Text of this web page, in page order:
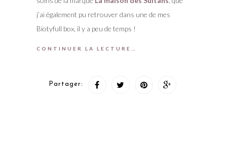
j’ai également pu retrouver dans une de mes
Biotyfull box, il y a peu de temps !
CONTINUER LA LECTURE…
Partager: